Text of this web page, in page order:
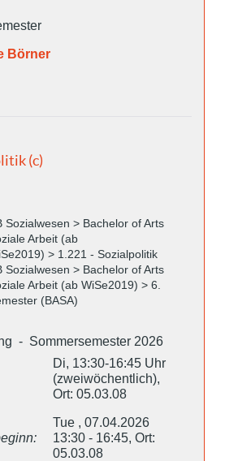
Börner
(c)
Sozialwesen > Bachelor of Arts
Arbeit (ab
> 1.221 - Sozialpolitik
Sozialwesen > Bachelor of Arts
Arbeit (ab WiSe2019) > 6.
(BASA)
- Sommersemester 2026
Di, 13:30-16:45 Uhr
(zweiwöchentlich),
Ort: 05.03.08
Tue , 07.04.2026
13:30 - 16:45, Ort:
05.03.08